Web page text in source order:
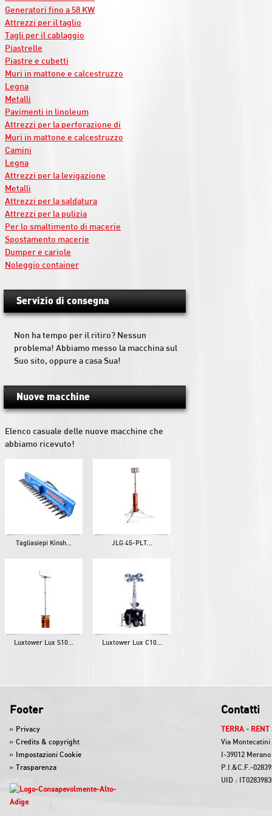
Generatori fino a 58 KW
Attrezzi per il taglio
Tagli per il cablaggio
Piastrelle
Piastre e cubetti
Muri in mattone e calcestruzzo
Legna
Metalli
Pavimenti in linoleum
Attrezzi per la perforazione di
Muri in mattone e calcestruzzo
Camini
Legna
Attrezzi per la levigazione
Metalli
Attrezzi per la saldatura
Attrezzi per la pulizia
Per lo smaltimento di macerie
Spostamento macerie
Dumper e cariole
Noleggio container
Servizio di consegna
Non ha tempo per il ritiro? Nessun
problema! Abbiamo messo la macchina sul
Suo sito, oppure a casa Sua!
Nuove macchine
Elenco casuale delle nuove macchine che
abbiamo ricevuto!
Tagliasiepi Kinsh... JLG 45-PLT...
Luxtower Lux S10... Luxtower Lux C10...
Footer
Privacy
Credits & copyright
Impostazioni Cookie
Trasparenza
Contatti
TERRA - RENT
Via Montecatini
I-39012
P.I.&C.F.-
UID :